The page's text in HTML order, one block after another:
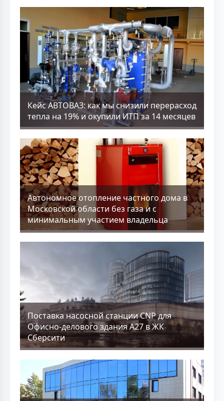
Кейс АВТОВАЗ: как мы снизили перерасход
тепла на 19% и окупили ИТП за 14 месяцев
Aвтономное отопление частного дома в
Московской области без газа и с
минимальным участием владельца
Поставка насосной станции CNP для
Офисно-делового здания А27 в ЖК
Сберсити